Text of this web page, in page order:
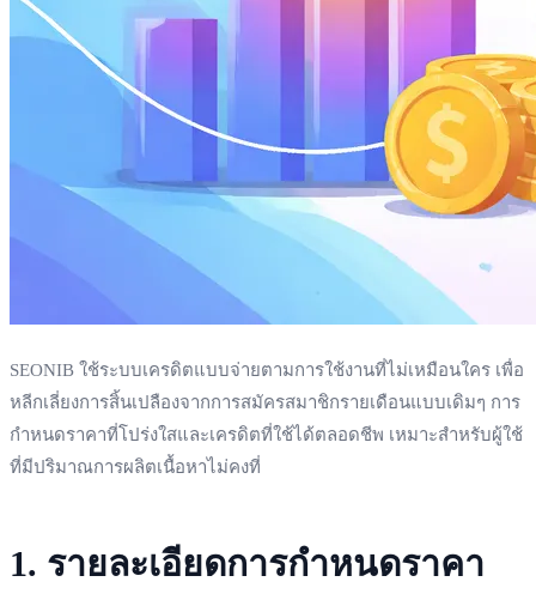
SEONIB ใช้ระบบเครดิตแบบจ่ายตามการใช้งานที่ไม่เหมือนใคร เพื่อ
หลีกเลี่ยงการสิ้นเปลืองจากการสมัครสมาชิกรายเดือนแบบเดิมๆ การ
กำหนดราคาที่โปร่งใสและเครดิตที่ใช้ได้ตลอดชีพ เหมาะสำหรับผู้ใช้
ที่มีปริมาณการผลิตเนื้อหาไม่คงที่
1. รายละเอียดการกำหนดราคา